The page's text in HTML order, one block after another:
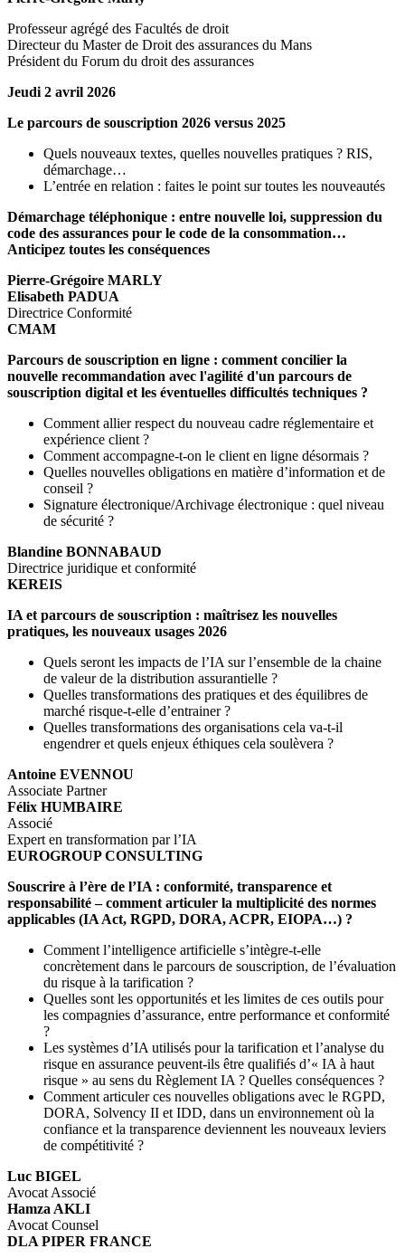
Professeur agrégé des Facultés de droit
Directeur du Master de Droit des assurances du Mans
Président du Forum du droit des assurances
Jeudi 2 avril 2026
Le parcours de souscription 2026 versus 2025
Quels nouveaux textes, quelles nouvelles pratiques ? RIS,
démarchage…
L’entrée en relation : faites le point sur toutes les nouveautés
Démarchage téléphonique : entre nouvelle loi, suppression du
code des assurances pour le code de la consommation…
Anticipez toutes les conséquences
Pierre-Grégoire MARLY
Elisabeth PADUA
Directrice Conformité
CMAM
Parcours de souscription en ligne : comment concilier la
nouvelle recommandation avec l'agilité d'un parcours de
souscription digital et les éventuelles difficultés techniques ?
Comment allier respect du nouveau cadre réglementaire et
expérience client ?
Comment accompagne-t-on le client en ligne désormais ?
Quelles nouvelles obligations en matière d’information et de
conseil ?
Signature électronique/Archivage électronique : quel niveau
de sécurité ?
Blandine BONNABAUD
Directrice juridique et conformité
KEREIS
IA et parcours de souscription : maîtrisez les nouvelles
pratiques, les nouveaux usages 2026
Quels seront les impacts de l’IA sur l’ensemble de la chaine
de valeur de la distribution assurantielle ?
Quelles transformations des pratiques et des équilibres de
marché risque-t-elle d’entrainer ?
Quelles transformations des organisations cela va-t-il
engendrer et quels enjeux éthiques cela soulèvera ?
Antoine EVENNOU
Associate Partner
Félix HUMBAIRE
Associé
Expert en transformation par l’IA
EUROGROUP CONSULTING
Souscrire à l’ère de l’IA : conformité, transparence et
responsabilité – comment articuler la multiplicité des normes
applicables (IA Act, RGPD, DORA, ACPR, EIOPA…) ?
Comment l’intelligence artificielle s’intègre-t-elle
concrètement dans le parcours de souscription, de l’évaluation
du risque à la tarification ?
Quelles sont les opportunités et les limites de ces outils pour
les compagnies d’assurance, entre performance et conformité
?
Les systèmes d’IA utilisés pour la tarification et l’analyse du
risque en assurance peuvent-ils être qualifiés d’« IA à haut
risque » au sens du Règlement IA ? Quelles conséquences ?
Comment articuler ces nouvelles obligations avec le RGPD,
DORA, Solvency II et IDD, dans un environnement où la
confiance et la transparence deviennent les nouveaux leviers
de compétitivité ?
Luc BIGEL
Avocat Associé
Hamza AKLI
Avocat Counsel
DLA PIPER FRANCE